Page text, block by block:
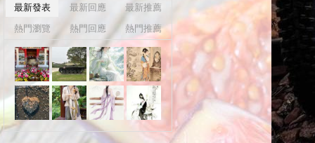
最新發表 最新回應
最新推薦
熱門瀏覽
熱門回應 熱門推薦